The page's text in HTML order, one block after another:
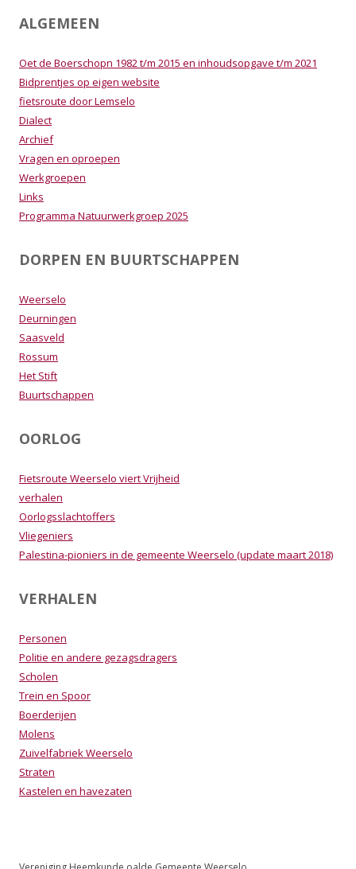
ALGEMEEN
Oet de Boerschopn 1982 t/m 2015 en inhoudsopgave t/m 2021
Bidprentjes op eigen website
fietsroute door Lemselo
Dialect
Archief
Vragen en oproepen
Werkgroepen
Links
Programma Natuurwerkgroep 2025
DORPEN EN BUURTSCHAPPEN
Weerselo
Deurningen
Saasveld
Rossum
Het Stift
Buurtschappen
OORLOG
Fietsroute Weerselo viert Vrijheid
verhalen
Oorlogsslachtoffers
Vliegeniers
Palestina-pioniers in de gemeente Weerselo (update maart 2018)
VERHALEN
Personen
Politie en andere gezagsdragers
Scholen
Trein en Spoor
Boerderijen
Molens
Zuivelfabriek Weerselo
Straten
Kastelen en havezaten